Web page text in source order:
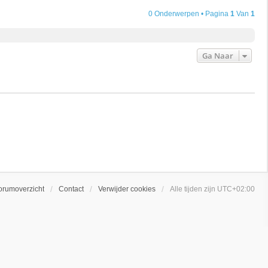
0 Onderwerpen • Pagina 1 Van 1
Ga Naar
Contact Verwijder cookies Alle tijden zijn UTC+02:00